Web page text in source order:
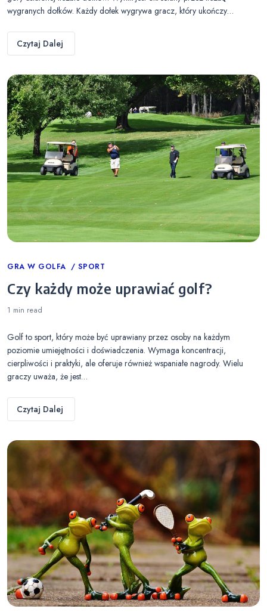
wygranych dołków. Każdy dołek wygrywa gracz, który ukończy…
Czytaj Dalej
Categories
GRA W GOLFA SPORT
Czy każdy może uprawiać golf?
1 min read
Golf to sport, który może być uprawiany przez osoby na każdym
poziomie umiejętności i doświadczenia. Wymaga koncentracji,
cierpliwości i praktyki, ale oferuje również wspaniałe nagrody. Wielu
graczy uważa, że jest…
Czytaj Dalej